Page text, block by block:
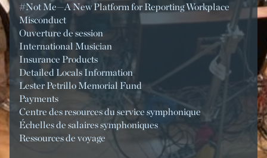
#Not Me—A New Platform for Reporting Workplace
Misconduct
Ouverture de session
International Musician
Insurance Products
Detailed Locals Information
Lester Petrillo Memorial Fund
Payments
Centre des resources du service symphonique
Échelles de salaires symphoniques
Ressources de voyage